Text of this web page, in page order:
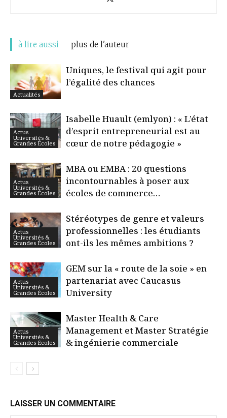
à lire aussi plus de l'auteur
Actualités
Uniques, le festival qui agit pour
l’égalité des chances
Actus
Universités &
Grandes Écoles
Isabelle Huault (emlyon) : « L’état
d’esprit entrepreneurial est au
cœur de notre pédagogie »
Actus
Universités &
Grandes Écoles
MBA ou EMBA : 20 questions
incontournables à poser aux
écoles de commerce…
Actus
Universités &
Grandes Écoles
Stéréotypes de genre et valeurs
professionnelles : les étudiants
ont-ils les mêmes ambitions ?
Actus
Universités &
Grandes Écoles
GEM sur la « route de la soie » en
partenariat avec Caucasus
University
Actus
Universités &
Grandes Écoles
Master Health & Care
Management et Master Stratégie
& ingénierie commerciale
LAISSER UN COMMENTAIRE